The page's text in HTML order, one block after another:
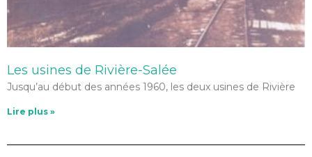
Les usines de Rivière-Salée
Jusqu’au début des années 1960, les deux usines de Rivière
Lire plus »